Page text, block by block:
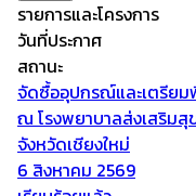
รายการและโครงการ
วันที่ประกาศ
สถานะ
จัดซื้ออุปกรณ์และเตรียม
ณ โรงพยาบาลส่งเสริม
จังหวัดเชียงใหม่
6 สิงหาคม 2569